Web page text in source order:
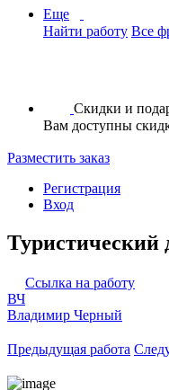
Еще
Найти работу Все
Скидки и
Вам доступны
Разместить заказ
Регистрация
Вход
Туристический
Ссылка на работу
ВЧ
Владимир Черный
Предыдущая работа